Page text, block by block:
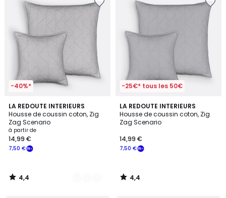
-40%*
LA REDOUTE INTERIEURS
Housse de coussin coton, Zig
Zag Scenario
à partir de
7,50 €
14,99 €
4,4
/ 5
10
Couleurs
4,4
/
-25€* tous les 50€
LA REDOUTE INTERIEURS
Housse de coussin coton, Zig
Zag Scenario
7,50 €
14,99 €
4,4
/ 5
4,4
/